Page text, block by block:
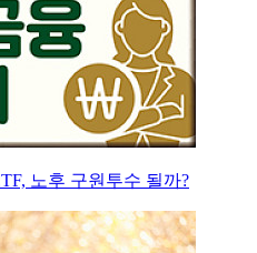
노후 구원투수 될까?